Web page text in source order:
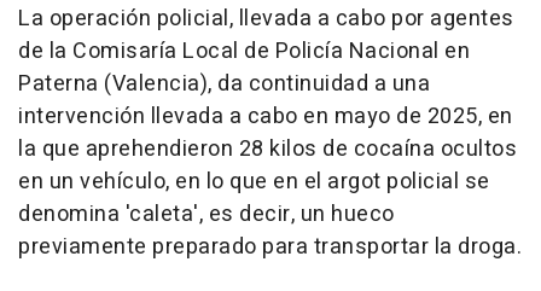
La operación policial, llevada a cabo por agentes
de la Comisaría Local de Policía Nacional en
Paterna (Valencia), da continuidad a una
intervención llevada a cabo en mayo de 2025, en
la que aprehendieron 28 kilos de cocaína ocultos
en un vehículo, en lo que en el argot policial se
denomina 'caleta', es decir, un hueco
previamente preparado para transportar la droga.